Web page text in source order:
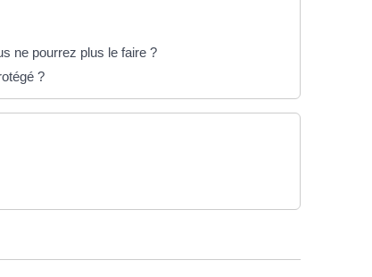
ne pourrez plus le faire ?
?
dans un nouvel onglet)